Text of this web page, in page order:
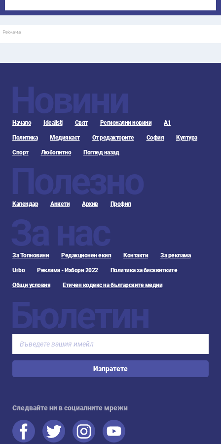
Реклама
Новини
Начало Idealisti Свят Регионални новини А1
Политика Медиякаст От редакторите София Култура
Спорт Любопитно Поглед назад
Полезно
Календар Анкети Архив Профил
За нас
За Топновини Редакционен екип Контакти За реклама
Urbo Реклама - Избори 2022 Политика за бисквитките
Общи условия Етичен кодекс на българските медии
Бюлетин
Изпратете
Следвайте ни в социалните мрежи